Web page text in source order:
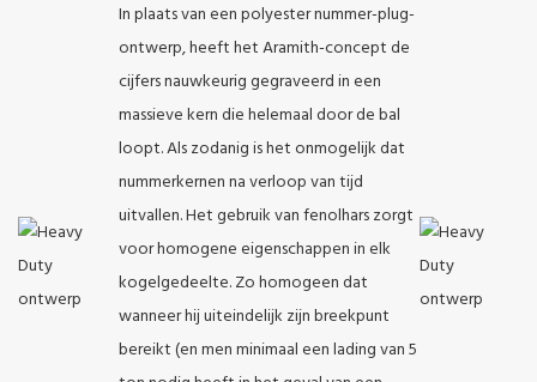
In plaats van een polyester nummer-plug-
ontwerp, heeft het Aramith-concept de
cijfers nauwkeurig gegraveerd in een
massieve kern die helemaal door de bal
loopt. Als zodanig is het onmogelijk dat
nummerkernen na verloop van tijd
uitvallen. Het gebruik van fenolhars zorgt
voor homogene eigenschappen in elk
kogelgedeelte. Zo homogeen dat
wanneer hij uiteindelijk zijn breekpunt
bereikt (en men minimaal een lading van 5